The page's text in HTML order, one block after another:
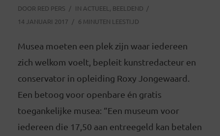
DOOR RED PERS IN ACTUEEL , BEELDEND
14 JANUARI 2017
6 MINUTEN LEESTIJD
Musea moeten een plek zijn waar iedereen
zich welkom voelt, bepleit kunstredacteur en
conservator in opleiding Roxy Jongewaard.
Een betoog voor openbare én gratis
toegankelijke musea: “Een museum voor
iedereen die 17,50 aan entreegeld kan betalen